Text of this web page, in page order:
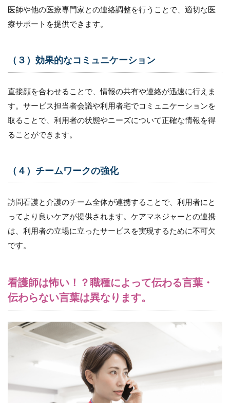
医師や他の医療専門家との連絡調整を行うことで、適切な医
療サポートを提供できます。
（３）効果的なコミュニケーション
直接顔を合わせることで、情報の共有や連絡が迅速に行えま
す。サービス担当者会議や利用者宅でコミュニケーションを
取ることで、利用者の状態やニーズについて正確な情報を得
ることができます。
（４）チームワークの強化
訪問看護と介護のチーム全体が連携することで、利用者にと
ってより良いケアが提供されます。ケアマネジャーとの連携
は、利用者の立場に立ったサービスを実現するために不可欠
です。
看護師は怖い！？職種によって伝わる言葉・
伝わらない言葉は異なります。